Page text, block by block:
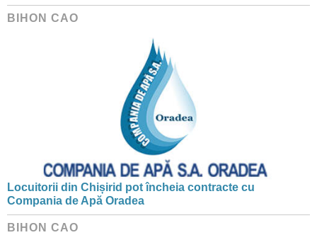
BIHON CAO
Locuitorii din Chișirid pot încheia contracte cu
Compania de Apă Oradea
BIHON CAO